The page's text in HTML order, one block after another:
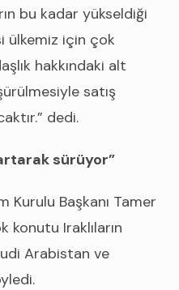
bu kadar yükseldiği
ülkemiz için çok
hakkındaki alt
satış
dedi.
sürüyor”
Kurulu Başkanı Tamer
Iraklıların
Arabistan ve